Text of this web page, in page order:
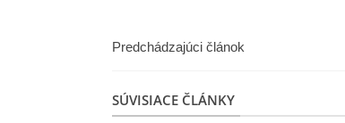
Predchádzajúci článok
SÚVISIACE ČLÁNKY